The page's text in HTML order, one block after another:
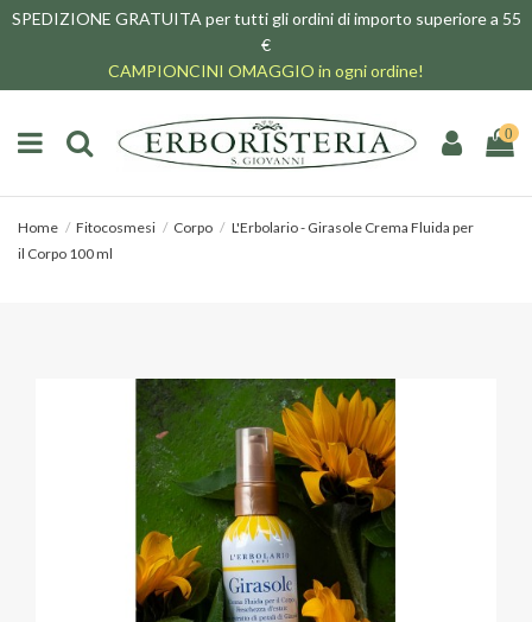
SPEDIZIONE GRATUITA per tutti gli ordini di importo superiore a 55
€
CAMPIONCINI OMAGGIO in ogni ordine!
0
Home Fitocosmesi Corpo
L'Erbolario - Girasole Crema Fluida per
il Corpo 100 ml